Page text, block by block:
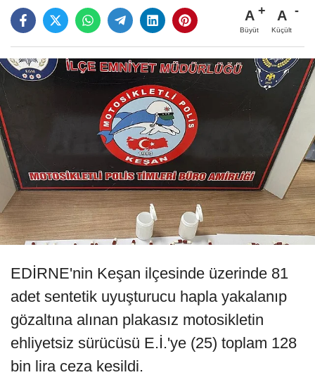
A
Büyüt
A
Küçült
EDİRNE'nin Keşan ilçesinde üzerinde 81
adet sentetik uyuşturucu hapla yakalanıp
gözaltına alınan plakasız motosikletin
ehliyetsiz sürücüsü E.İ.'ye (25) toplam 128
bin lira ceza kesildi.